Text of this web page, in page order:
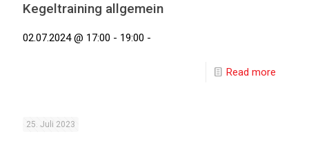
Kegeltraining allgemein
02.07.2024 @ 17:00 - 19:00 -
Read more
25. Juli 2023